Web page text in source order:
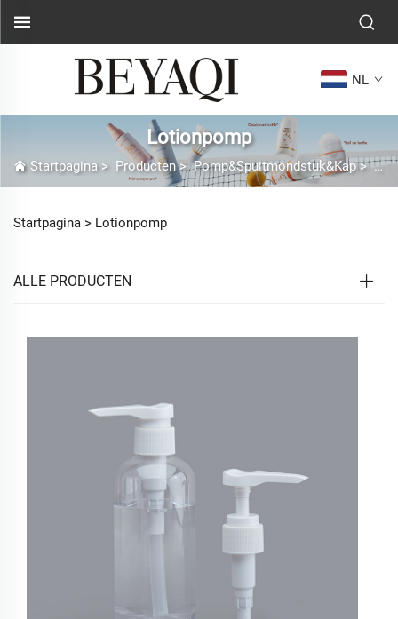
NL
Lotionpomp
Startpagina> Producten>Pomp&Spuitmondstuk&Kap>
Startpagina > Lotionpomp
ALLE PRODUCTEN